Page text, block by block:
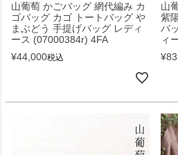
山葡萄 かごバッグ 網代編み カ
ゴバッグ カゴ トートバッグ や
まぶどう 手提げバッグ レディ
ース (07000384r) 4FA
¥44,000税込
山
紫
バ
ィ
¥